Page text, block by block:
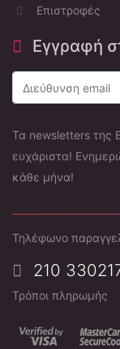
Επιστροφές
Εγγραφή
Τα newsletters της
ευχάριστα!
κάθε μήνα!
Τηλέφωνο
210
Τρόποι πληρωμής